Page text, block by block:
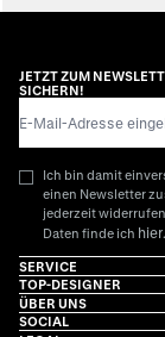
JETZT ZUM
SICHERN!
Ich bin damit
einen Newsletter
jederzeit
Daten finde ich hier.
SERVICE
TOP-DESIGNER
ÜBER UNS
SOCIAL